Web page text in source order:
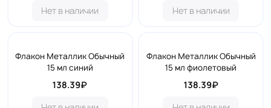
Нет в наличии
Нет в наличии
Флакон Металлик Обычный
15 мл синий
138.39₽
Флакон Металлик Обычный
15 мл фиолетовый
138.39₽